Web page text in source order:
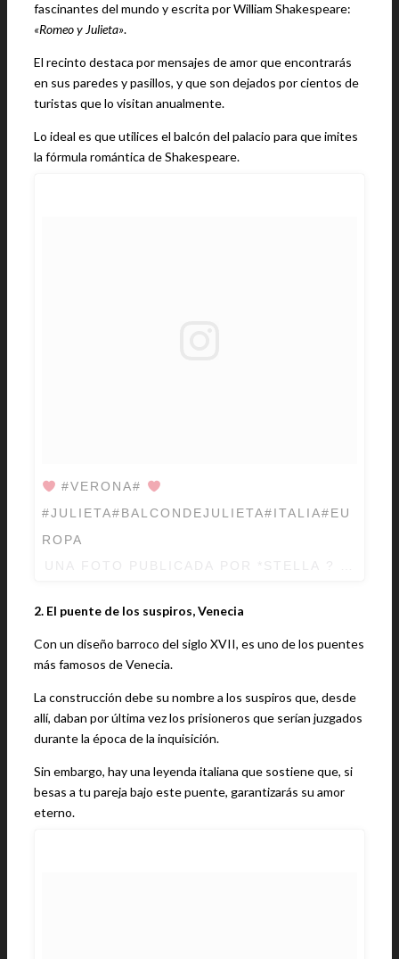
fascinantes del mundo y escrita por William Shakespeare:
«Romeo y Julieta».
El recinto destaca por mensajes de amor que encontrarás
en sus paredes y pasillos, y que son dejados por cientos de
turistas que lo visitan anualmente.
Lo ideal es que utilices el balcón del palacio para que imites
la fórmula romántica de Shakespeare.
#VERONA#
#JULIETA#BALCONDEJULIETA#ITALIA#EU
ROPA
2. El puente de los suspiros, Venecia
Con un diseño barroco del siglo XVII, es uno de los puentes
más famosos de Venecia.
La construcción debe su nombre a los suspiros que, desde
allí, daban por última vez los prisioneros que serían juzgados
durante la época de la inquisición.
Sin embargo, hay una leyenda italiana que sostiene que, si
besas a tu pareja bajo este puente, garantizarás su amor
eterno.